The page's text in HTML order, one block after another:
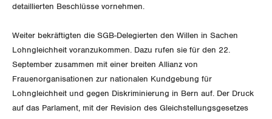
Neuenburg
Nidwalden
Obwalden
detaillierten Beschlüsse vornehmen.
Weiter bekräftigten die SGB-Delegierten den Willen in Sachen
Lohngleichheit voranzukommen. Dazu rufen sie für den 22.
September zusammen mit einer breiten Allianz von
Frauenorganisationen zur nationalen Kundgebung für
Lohngleichheit und gegen Diskriminierung in Bern auf. Der Druck
auf das Parlament, mit der Revision des Gleichstellungsgesetzes